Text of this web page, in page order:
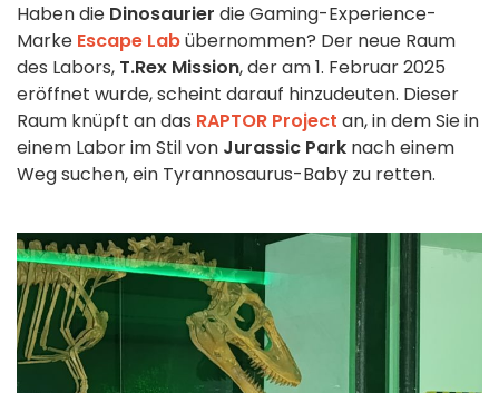
Haben die Dinosaurier die Gaming-Experience-
Marke Escape Labübernommen? Der neue Raum
des Labors, T.Rex Mission, der am 1. Februar 2025
eröffnet wurde, scheint darauf hinzudeuten. Dieser
Raum knüpft an das RAPTOR Project an, in dem Sie in
einem Labor im Stil von Jurassic Park nach einem
Weg suchen, ein Tyrannosaurus-Baby zu retten.